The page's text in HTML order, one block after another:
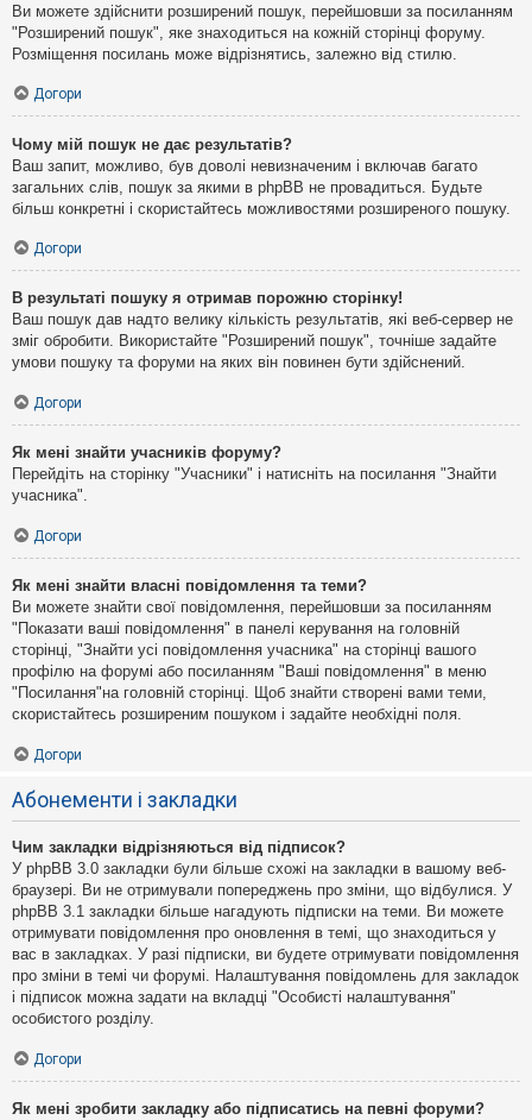
Ви можете здійснити розширений пошук, перейшовши за посиланням
"Розширений пошук", яке знаходиться на кожній сторінці форуму.
Розміщення посилань може відрізнятись, залежно від стилю.
Догори
Чому мій пошук не дає результатів?
Ваш запит, можливо, був доволі невизначеним і включав багато
загальних слів, пошук за якими в phpBB не провадиться. Будьте
більш конкретні і скористайтесь можливостями розширеного пошуку.
Догори
В результаті пошуку я отримав порожню сторінку!
Ваш пошук дав надто велику кількість результатів, які веб-сервер не
зміг обробити. Використайте "Розширений пошук", точніше задайте
умови пошуку та форуми на яких він повинен бути здійснений.
Догори
Як мені знайти учасників форуму?
Перейдіть на сторінку "Учасники" і натисніть на посилання "Знайти
учасника".
Догори
Як мені знайти власні повідомлення та теми?
Ви можете знайти свої повідомлення, перейшовши за посиланням
"Показати ваші повідомлення" в панелі керування на головній
сторінці, "Знайти усі повідомлення учасника" на сторінці вашого
профілю на форумі або посиланням "Ваші повідомлення" в меню
"Посилання"на головній сторінці. Щоб знайти створені вами теми,
скористайтесь розширеним пошуком і задайте необхідні поля.
Догори
Абонементи і закладки
Чим закладки відрізняються від підписок?
У phpBB 3.0 закладки були більше схожі на закладки в вашому веб-
браузері. Ви не отримували попереджень про зміни, що відбулися. У
phpBB 3.1 закладки більше нагадують підписки на теми. Ви можете
отримувати повідомлення про оновлення в темі, що знаходиться у
вас в закладках. У разі підписки, ви будете отримувати повідомлення
про зміни в темі чи форумі. Налаштування повідомлень для закладок
і підписок можна задати на вкладці "Особисті налаштування"
особистого розділу.
Догори
Як мені зробити закладку або підписатись на певні форуми?